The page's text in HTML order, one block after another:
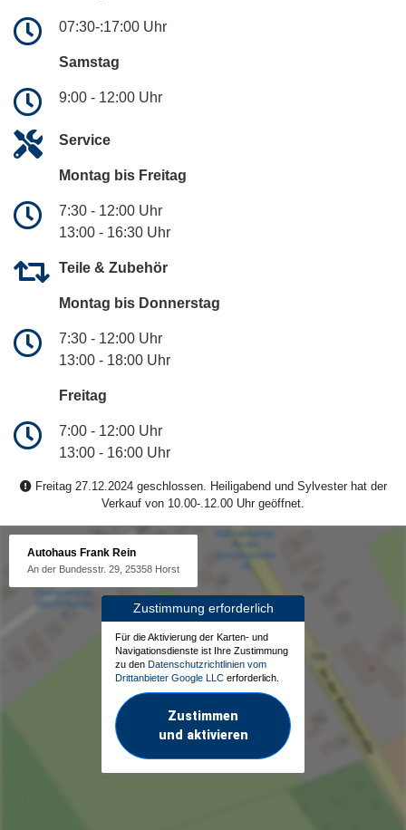
07:30-:17:00 Uhr
Samstag
9:00 - 12:00 Uhr
Service
Montag bis Freitag
7:30 - 12:00 Uhr
13:00 - 16:30 Uhr
Teile & Zubehör
Montag bis Donnerstag
7:30 - 12:00 Uhr
13:00 - 18:00 Uhr
Freitag
7:00 - 12:00 Uhr
13:00 - 16:00 Uhr
Freitag 27.12.2024 geschlossen. Heiligabend und Sylvester hat der
Verkauf von 10.00-.12.00 Uhr geöffnet.
Autohaus Frank Rein
An der Bundesstr. 29, 25358 Horst
Zustimmung erforderlich
Für die Aktivierung der Karten- und
Navigationsdienste ist Ihre Zustimmung
zu den Datenschutzrichtlinien vom
Drittanbieter Google LLC erforderlich.
Zustimmen
und aktivieren